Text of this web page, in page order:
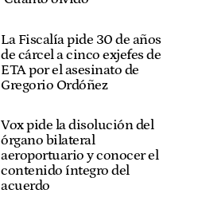
La Fiscalía pide 30 de años
de cárcel a cinco exjefes de
ETA por el asesinato de
Gregorio Ordóñez
Vox pide la disolución del
órgano bilateral
aeroportuario y conocer el
contenido íntegro del
acuerdo